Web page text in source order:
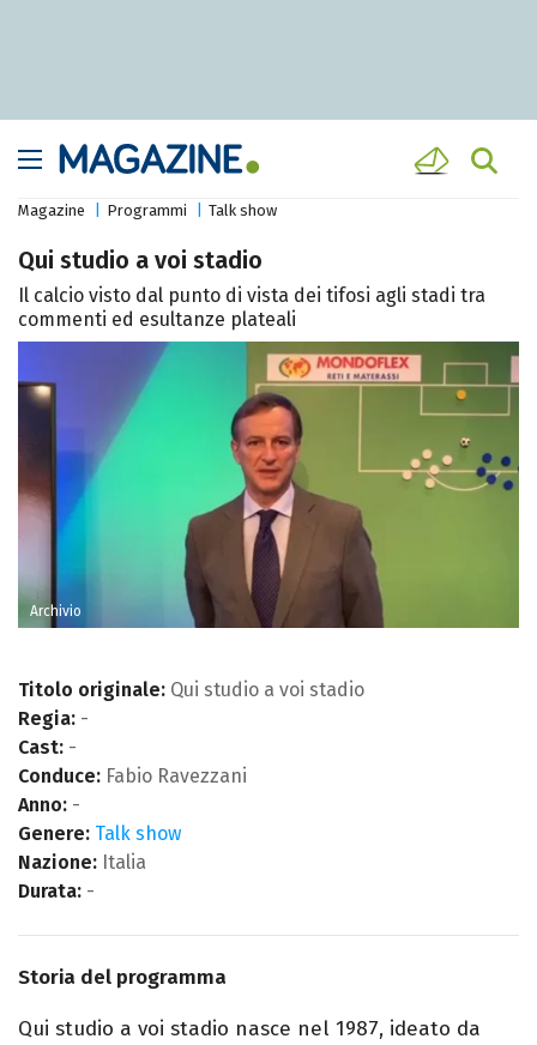
Magazine Programmi Talk show
Qui studio a voi stadio
Il calcio visto dal punto di vista dei tifosi agli stadi tra
commenti ed esultanze plateali
Archivio
Titolo originale: Qui studio a voi stadio
Regia: -
Cast: -
Conduce: Fabio Ravezzani
Anno: -
Genere: Talk show
Nazione: Italia
Durata: -
Storia del programma
Qui studio a voi stadio nasce nel 1987, ideato da